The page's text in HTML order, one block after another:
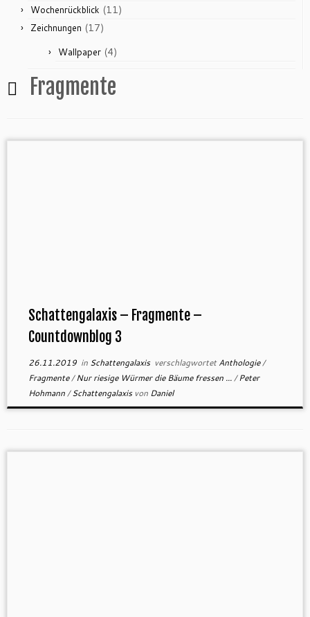
Wochenrückblick (11)
Zeichnungen (17)
Wallpaper (4)
Fragmente
Schattengalaxis – Fragmente –
Countdownblog 3
26.11.2019in Schattengalaxis verschlagwortetAnthologie/
Fragmente/Nur riesige Würmer die Bäume fressen .../Peter
Hohmann/Schattengalaxis von Daniel